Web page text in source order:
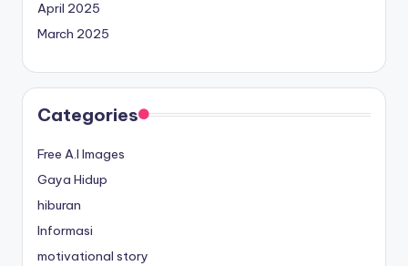
April 2025
March 2025
Categories
Free A.I Images
Gaya Hidup
hiburan
Informasi
motivational story